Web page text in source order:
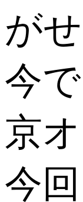
が
今
京
今